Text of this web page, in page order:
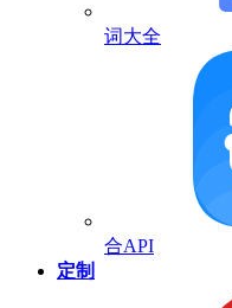
词大全
合API
定制